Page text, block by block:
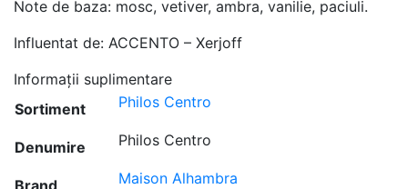
Note de baza: mosc, vetiver, ambra, vanilie, paciuli.
Influentat de: ACCENTO – Xerjoff
Informații suplimentare
Sortiment
Philos Centro
Denumire Philos Centro
Brand Maison Alhambra